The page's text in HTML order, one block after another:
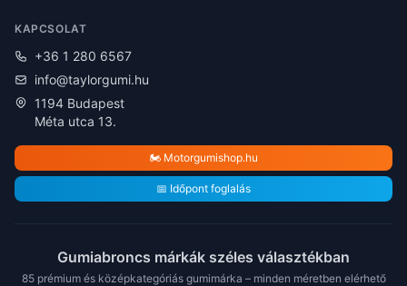
KAPCSOLAT
+36 1 280 6567
info@taylorgumi.hu
1194 Budapest
Méta utca 13.
🏍️ Motorgumishop.hu
📅 Időpont foglalás
Gumiabroncs márkák széles választékban
85 prémium és középkategóriás gumimárka – minden méretben elérhető